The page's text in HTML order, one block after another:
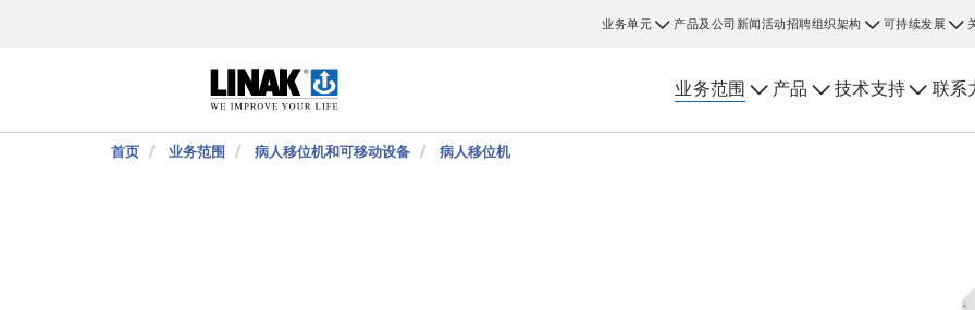
业务单元 产品及公司新闻活动招聘组织架构 可持续发展
业务范围 产品 技术支持 联系
首页 业务范围 病人移位机和可移动设备 病人移位机